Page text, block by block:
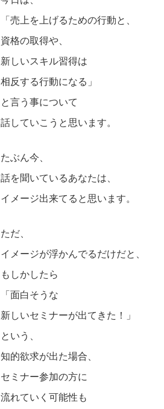
「売上を上げるための行動と、
資格の取得や、
新しいスキル習得は
相反する行動になる」
と言う事について
話していこうと思います。
たぶん今、
話を聞いているあなたは、
イメージ出来てると思います。
ただ、
イメージが浮かんでるだけだと、
もしかしたら
「面白そうな
新しいセミナーが出てきた！」
という、
知的欲求が出た場合、
セミナー参加の方に
流れていく可能性も